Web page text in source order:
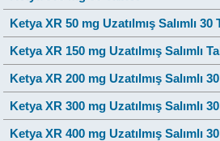
Ketya XR 50 mg Uzatılmış Salımlı 30
Ketya XR 150 mg Uzatılmış Salımlı
Ketya XR 200 mg Uzatılmış Salımlı
Ketya XR 300 mg Uzatılmış Salımlı
Ketya XR 400 mg Uzatılmış Salımlı